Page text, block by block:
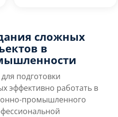
направления
сложных
в
подготовки
эффективно работать в
промышленного